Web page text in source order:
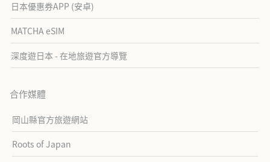
日本優惠券APP (安卓)
MATCHA eSIM
深度遊日本 - 在地旅遊官方導覽
合作媒體
岡山縣官方旅遊網站
Roots of Japan